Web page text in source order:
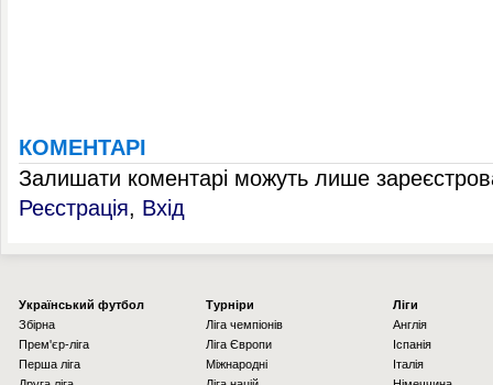
КОМЕНТАРІ
Залишати коментарі можуть лише
Реєстрація, Вхід
Українcький футбол
Збірна
Прем'єр-ліга
Перша ліга
Турніри
Ліга чемпіонів
Ліга Європи
Міжнародні
Ліги
Англія
Іспанія
Італія